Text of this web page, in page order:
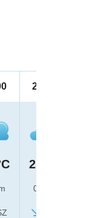
20:00
25 °C
0 mm